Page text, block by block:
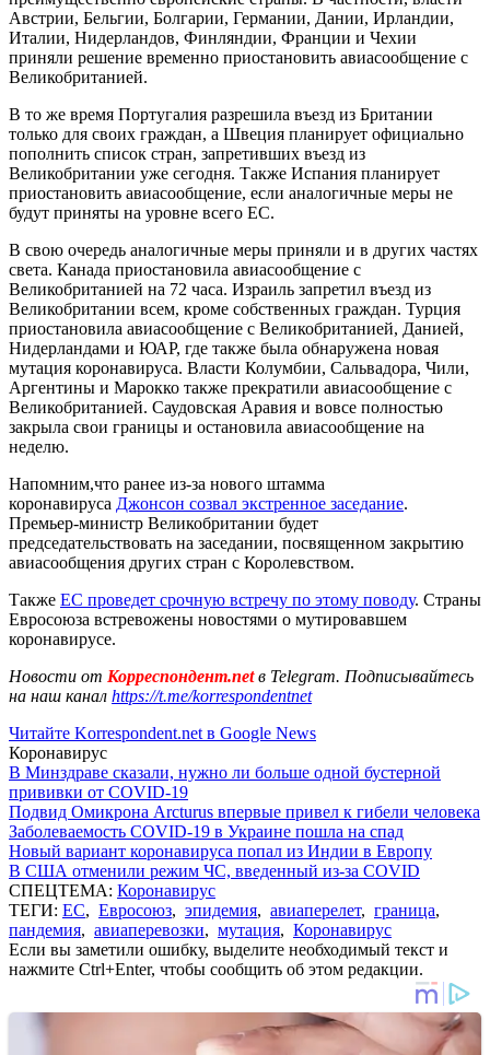
Австрии, Бельгии, Болгарии, Германии, Дании, Ирландии,
Италии, Нидерландов, Финляндии, Франции и Чехии
приняли решение временно приостановить авиасообщение с
Великобританией.
В то же время Португалия разрешила въезд из Британии
только для своих граждан, а Швеция планирует официально
пополнить список стран, запретивших въезд из
Великобритании уже сегодня. Также Испания планирует
приостановить авиасообщение, если аналогичные меры не
будут приняты на уровне всего ЕС.
В свою очередь аналогичные меры приняли и в других частях
света. Канада приостановила авиасообщение с
Великобританией на 72 часа. Израиль запретил въезд из
Великобритании всем, кроме собственных граждан. Турция
приостановила авиасообщение с Великобританией, Данией,
Нидерландами и ЮАР, где также была обнаружена новая
мутация коронавируса. Власти Колумбии, Сальвадора, Чили,
Аргентины и Марокко также прекратили авиасообщение с
Великобританией. Саудовская Аравия и вовсе полностью
закрыла свои границы и остановила авиасообщение на
неделю.
Напомним,что ранее из-за нового штамма
коронавируса Джонсон созвал экстренное заседание.
Премьер-министр Великобритании будет
председательствовать на заседании, посвященном закрытию
авиасообщения других стран с Королевством.
Также ЕС проведет срочную встречу по этому поводу. Страны
Евросоюза встревожены новостями о мутировавшем
коронавирусе.
Новости от Корреспондент.netв Telegram. Подписывайтесь
на наш канал https://t.me/korrespondentnet
Читайте Korrespondent.net в Google News
Коронавирус
В Минздраве сказали, нужно ли больше одной бустерной
прививки от COVID-19
Подвид Омикрона Arcturus впервые привел к гибели человека
Заболеваемость COVID-19 в Украине пошла на спад
Новый вариант коронавируса попал из Индии в Европу
В США отменили режим ЧС, введенный из-за COVID
СПЕЦТЕМА: Коронавирус
ТЕГИ: ЕС, Евросоюз, эпидемия, авиаперелет, граница,
пандемия, авиаперевозки, мутация, Коронавирус
Если вы заметили ошибку, выделите необходимый текст и
нажмите Ctrl+Enter, чтобы сообщить об этом редакции.